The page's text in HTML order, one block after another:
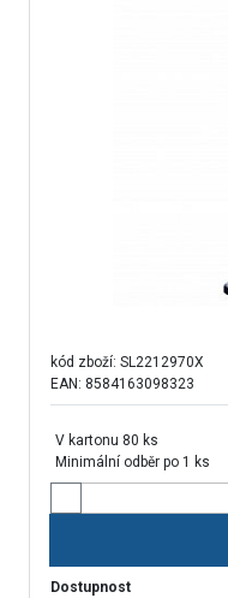
kód zboží: SL2212970X
EAN: 8584163098323
V kartonu 80 ks
Minimální odběr po 1 ks
Dostupnost